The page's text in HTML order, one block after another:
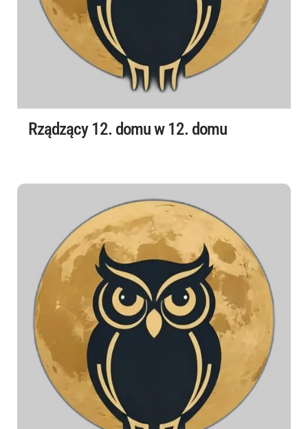
Rządzący 12. domu w 12. domu